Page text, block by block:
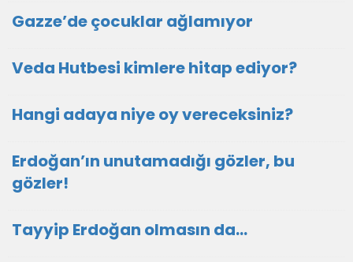
Gazze’de çocuklar ağlamıyor
Veda Hutbesi kimlere hitap ediyor?
Hangi adaya niye oy vereceksiniz?
Erdoğan’ın unutamadığı gözler, bu
gözler!
Tayyip Erdoğan olmasın da…